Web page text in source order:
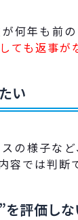
何年も前の
ても返事が
い
の様子な
容では判断
評価しな